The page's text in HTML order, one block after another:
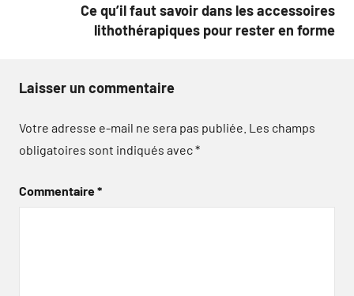
Ce qu’il faut savoir dans les accessoires
lithothérapiques pour rester en forme
Laisser un commentaire
Votre adresse e-mail ne sera pas publiée. Les champs
obligatoires sont indiqués avec*
Commentaire*